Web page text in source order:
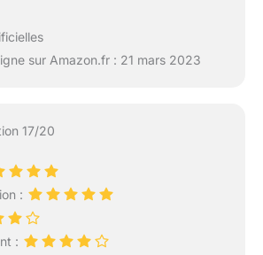
sur Amazon.fr : 21 mars 2023
17/20
:
: